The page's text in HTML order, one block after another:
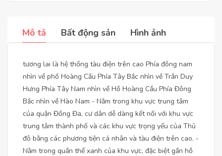
Mô tả Bất động sản Hình ảnh
tương lai là hệ thống tàu điện trên cao Phía đông nam
nhìn về phố Hoàng Cầu Phía Tây Bắc nhìn về Trần Duy
Hưng Phía Tây Nam nhìn về Hồ Hoàng Cầu Phía Đông
Bắc nhìn về Hào Nam - Nằm trong khu vực trung tâm
của quận Đống Đa, cư dân dễ dàng kết nối với khu vực
trung tâm thành phố và các khu vực trọng yếu của Thủ
đô bằng các phương tiện cá nhân và tàu điện trên cao. -
Nằm trong quần thể xanh của khu vực, đặc biệt gần hồ